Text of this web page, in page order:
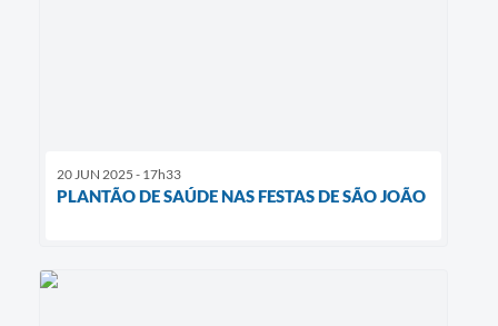
20 JUN 2025 - 17h33
PLANTÃO DE SAÚDE NAS FESTAS DE SÃO JOÃO